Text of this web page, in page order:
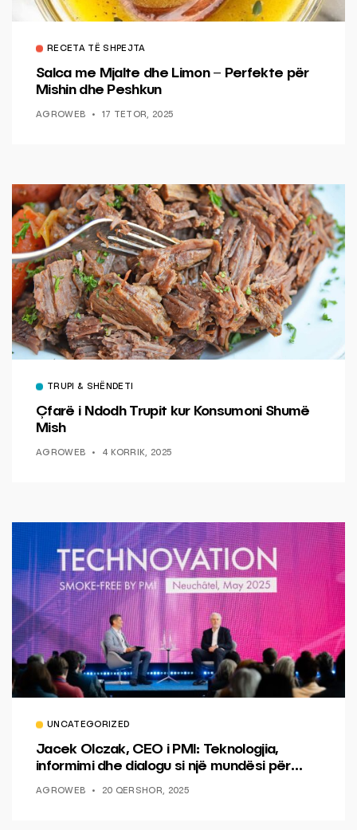
RECETA TË SHPEJTA
Salca me Mjalte dhe Limon – Perfekte për
Mishin dhe Peshkun
AGROWEB 17 TETOR, 2025
TRUPI & SHËNDETI
Çfarë i Ndodh Trupit kur Konsumoni Shumë
Mish
AGROWEB 4 KORRIK, 2025
UNCATEGORIZED
Jacek Olczak, CEO i PMI: Teknologjia,
informimi dhe dialogu si një mundësi për
AGROWEB 20 QERSHOR, 2025